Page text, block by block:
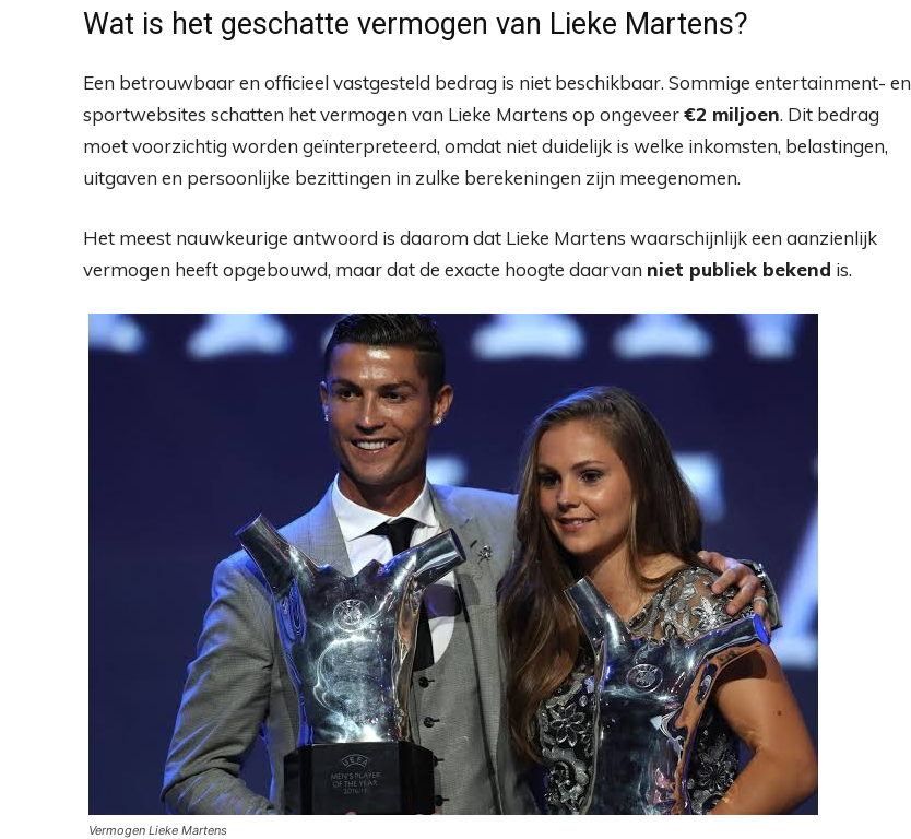
Wat is het geschatte vermogen van Lieke Martens?
Een betrouwbaar en officieel vastgesteld bedrag is niet beschikbaar. Sommige entertainment- en
sportwebsites schatten het vermogen van Lieke Martens op ongeveer€2 miljoen. Dit bedrag
moet voorzichtig worden geïnterpreteerd, omdat niet duidelijk is welke inkomsten, belastingen,
uitgaven en persoonlijke bezittingen in zulke berekeningen zijn meegenomen.
Het meest nauwkeurige antwoord is daarom dat Lieke Martens waarschijnlijk een aanzienlijk
vermogen heeft opgebouwd, maar dat de exacte hoogte daarvan niet publiek bekend is.
Vermogen Lieke Martens